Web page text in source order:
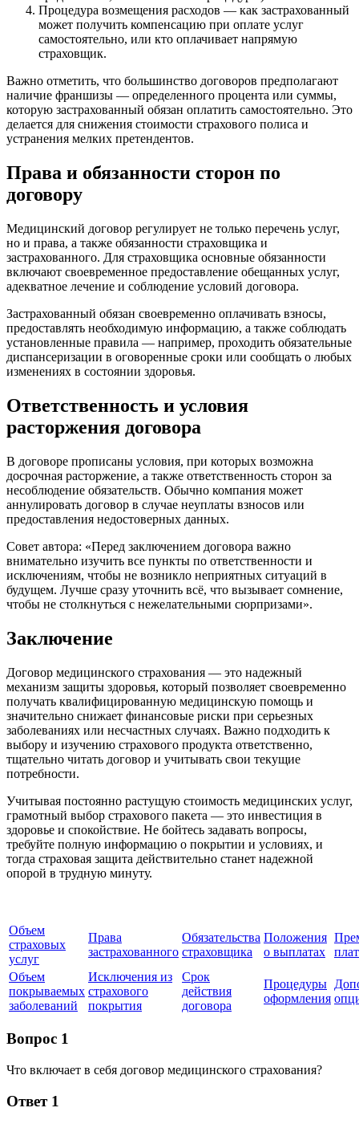
Процедура возмещения расходов — как застрахованный
может получить компенсацию при оплате услуг
самостоятельно, или кто оплачивает напрямую
страховщик.
Важно отметить, что большинство договоров предполагают
наличие франшизы — определенного процента или суммы,
которую застрахованный обязан оплатить самостоятельно. Это
делается для снижения стоимости страхового полиса и
устранения мелких претендентов.
Права и обязанности сторон по
договору
Медицинский договор регулирует не только перечень услуг,
но и права, а также обязанности страховщика и
застрахованного. Для страховщика основные обязанности
включают своевременное предоставление обещанных услуг,
адекватное лечение и соблюдение условий договора.
Застрахованный обязан своевременно оплачивать взносы,
предоставлять необходимую информацию, а также соблюдать
установленные правила — например, проходить обязательные
диспансеризации в оговоренные сроки или сообщать о любых
изменениях в состоянии здоровья.
Ответственность и условия
расторжения договора
В договоре прописаны условия, при которых возможна
досрочная расторжение, а также ответственность сторон за
несоблюдение обязательств. Обычно компания может
аннулировать договор в случае неуплаты взносов или
предоставления недостоверных данных.
Совет автора: «Перед заключением договора важно
внимательно изучить все пункты по ответственности и
исключениям, чтобы не возникло неприятных ситуаций в
будущем. Лучше сразу уточнить всё, что вызывает сомнение,
чтобы не столкнуться с нежелательными сюрпризами».
Заключение
Договор медицинского страхования — это надежный
механизм защиты здоровья, который позволяет своевременно
получать квалифицированную медицинскую помощь и
значительно снижает финансовые риски при серьезных
заболеваниях или несчастных случаях. Важно подходить к
выбору и изучению страхового продукта ответственно,
тщательно читать договор и учитывать свои текущие
потребности.
Учитывая постоянно растущую стоимость медицинских услуг,
грамотный выбор страхового пакета — это инвестиция в
здоровье и спокойствие. Не бойтесь задавать вопросы,
требуйте полную информацию о покрытии и условиях, и
тогда страховая защита действительно станет надежной
опорой в трудную минуту.
Объем
страховых
услуг
Права
застрахованного
Обязательства
страховщика
Положения
о выплатах
Объем
покрываемых
заболеваний
Исключения из
страхового
покрытия
Срок
действия
договора
Процедуры
оформления
Вопрос 1
Что включает в себя договор медицинского страхования?
Ответ 1